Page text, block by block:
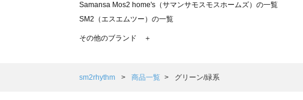
Samansa Mos2 home's（サマンサモスモスホームズ）の一覧
SM2（エスエムツー）の一覧
TSUHARU by Samansa Mos2（ツハルバイサマンサモスモス）の一覧
Samansa Mos2 Lagom（サマンサモスモス ラーゴム）の一覧
その他のブランド ＋
sm2rhythm 商品一覧 グリーン/緑系